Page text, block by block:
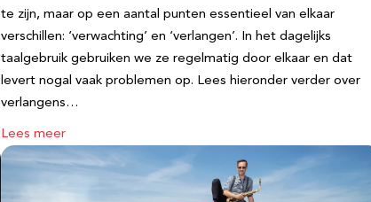
te zijn, maar op een aantal punten essentieel van elkaar
verschillen: ‘verwachting’ en ‘verlangen’. In het dagelijks
taalgebruik gebruiken we ze regelmatig door elkaar en dat
levert nogal vaak problemen op. Lees hieronder verder over
verlangens…
Lees meer